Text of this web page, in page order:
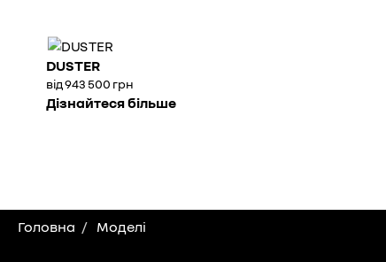
DUSTER
від 943 500 грн
Дізнайтеся більше
Головна Моделі